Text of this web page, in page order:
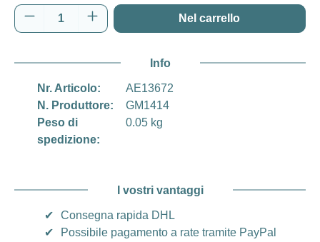
Quantità del prodotto: inserisci la quantità
Nel carrello
Info
Nr. Articolo:
AE13672
N. Produttore:
GM1414
Peso di
spedizione:
0.05 kg
I vostri vantaggi
✔
Consegna rapida DHL
✔
Possibile pagamento a rate tramite PayPal